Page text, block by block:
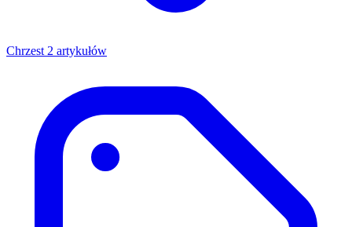
Chrzest 2 artykułów